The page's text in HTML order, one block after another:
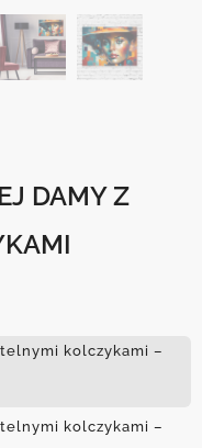
DAMY Z
kolczykami –
kolczykami –